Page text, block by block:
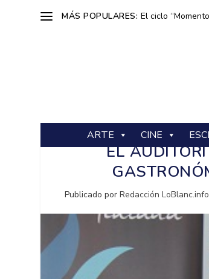
MÁS POPULARES: El ciclo
ARTE CINE
EL
Publicado porRedacción LoBlanc.info